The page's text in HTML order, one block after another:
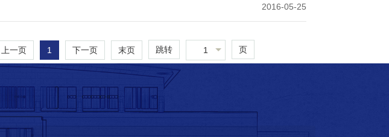
2016-05-25
上一页 1 下一页 末页 跳转 1 页